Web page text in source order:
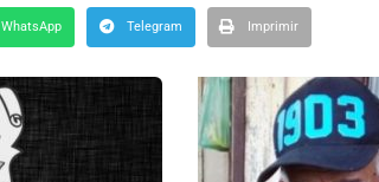
WhatsApp Telegram Imprimir